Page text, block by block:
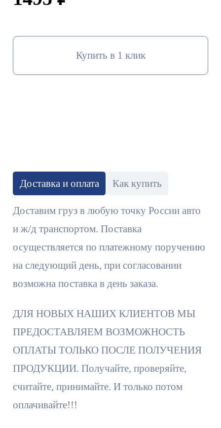
Купить в 1 клик
Доставка и оплата Как купить
Доставим груз в любую точку России авто
и ж/д транспортом. Поставка
осуществляется по платежному поручению
на следующий день, при согласовании
возможна поставка в день заказа.
ДЛЯ НОВЫХ НАШИХ КЛИЕНТОВ МЫ
ПРЕДОСТАВЛЯЕМ ВОЗМОЖНОСТЬ
ОПЛАТЫ ТОЛЬКО ПОСЛЕ ПОЛУЧЕНИЯ
ПРОДУКЦИИ. Получайте, проверяйте,
считайте, принимайте. И только потом
оплачивайте!!!